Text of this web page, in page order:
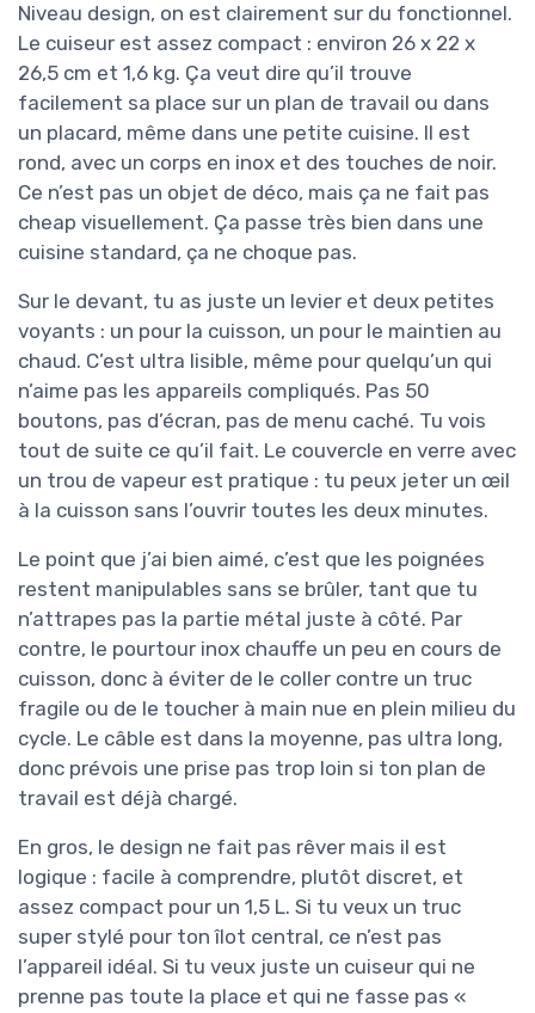
Niveau design, on est clairement sur du fonctionnel.
Le cuiseur est assez compact : environ 26 x 22 x
26,5 cm et 1,6 kg. Ça veut dire qu’il trouve
facilement sa place sur un plan de travail ou dans
un placard, même dans une petite cuisine. Il est
rond, avec un corps en inox et des touches de noir.
Ce n’est pas un objet de déco, mais ça ne fait pas
cheap visuellement. Ça passe très bien dans une
cuisine standard, ça ne choque pas.
Sur le devant, tu as juste un levier et deux petites
voyants : un pour la cuisson, un pour le maintien au
chaud. C’est ultra lisible, même pour quelqu’un qui
n’aime pas les appareils compliqués. Pas 50
boutons, pas d’écran, pas de menu caché. Tu vois
tout de suite ce qu’il fait. Le couvercle en verre avec
un trou de vapeur est pratique : tu peux jeter un œil
à la cuisson sans l’ouvrir toutes les deux minutes.
Le point que j’ai bien aimé, c’est que les poignées
restent manipulables sans se brûler, tant que tu
n’attrapes pas la partie métal juste à côté. Par
contre, le pourtour inox chauffe un peu en cours de
cuisson, donc à éviter de le coller contre un truc
fragile ou de le toucher à main nue en plein milieu du
cycle. Le câble est dans la moyenne, pas ultra long,
donc prévois une prise pas trop loin si ton plan de
travail est déjà chargé.
En gros, le design ne fait pas rêver mais il est
logique : facile à comprendre, plutôt discret, et
assez compact pour un 1,5 L. Si tu veux un truc
super stylé pour ton îlot central, ce n’est pas
l’appareil idéal. Si tu veux juste un cuiseur qui ne
prenne pas toute la place et qui ne fasse pas «